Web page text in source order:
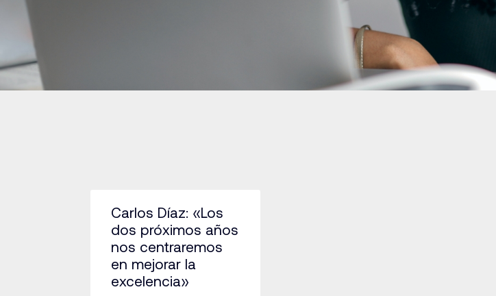
Carlos Díaz: «Los
dos próximos años
nos centraremos
en mejorar la
excelencia»